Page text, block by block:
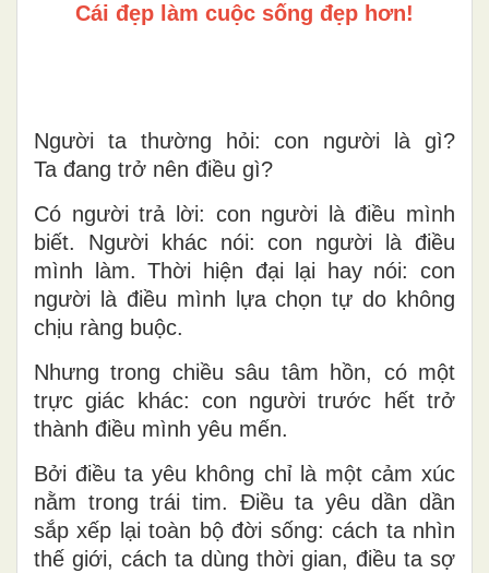
Cái đẹp làm cuộc sống đẹp hơn!
Người ta thường hỏi: con người là gì?
Ta đang trở nên điều gì?
Có người trả lời: con người là điều mình
biết. Người khác nói: con người là điều
mình làm. Thời hiện đại lại hay nói: con
người là điều mình lựa chọn tự do không
chịu ràng buộc.
Nhưng trong chiều sâu tâm hồn, có một
trực giác khác: con người trước hết trở
thành điều mình yêu mến.
Bởi điều ta yêu không chỉ là một cảm xúc
nằm trong trái tim. Điều ta yêu dần dần
sắp xếp lại toàn bộ đời sống: cách ta nhìn
thế giới, cách ta dùng thời gian, điều ta sợ